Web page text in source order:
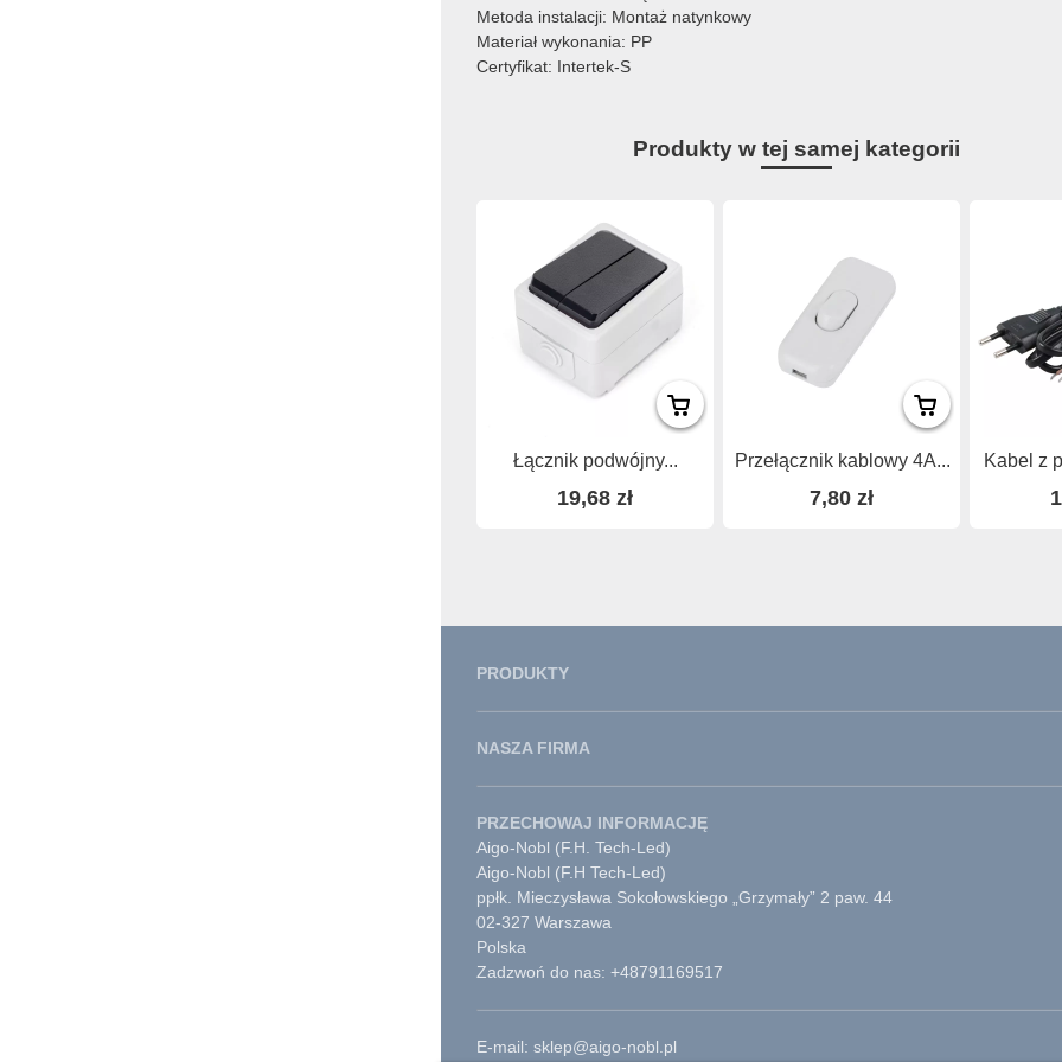
Metoda instalacji: Montaż natynkowy
Materiał wykonania: PP
Certyfikat: Intertek-S
Produkty w tej samej kategorii
Łącznik podwójny...
19,68 zł
Przełącznik kablowy 4A...
7,80 zł
Kabel z
PRODUKTY
NASZA FIRMA
PRZECHOWAJ INFORMACJĘ
Aigo-Nobl (F.H. Tech-Led)
Aigo-Nobl (F.H Tech-Led)
ppłk. Mieczysława Sokołowskiego „Grzymały” 2 paw. 44
02-327 Warszawa
Polska
Zadzwoń do nas: +48791169517
E-mail: sklep@aigo-nobl.pl